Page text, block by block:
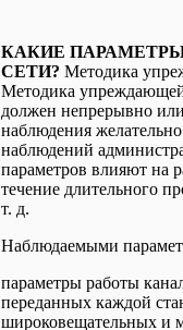
КАКИЕ
СЕТИ? Методика
Методика
должен непрерывно
наблюдения
наблюдений
параметров влияют на
течение длительного
т. д.
Наблюдаемыми
параметры работы
переданных каждой
широковещательных и